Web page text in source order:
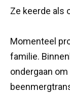
Ze keerde als
Momenteel
familie.
ondergaan